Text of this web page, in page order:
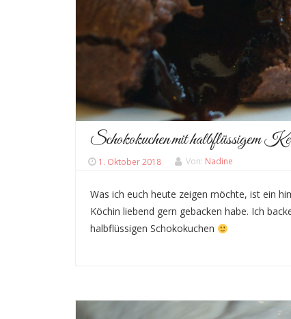
Schokokuchen mit halbflüssigem
1. Oktober 2018 Von: Nadine
Was ich euch heute zeigen möchte, ist ein
Köchin liebend gern gebacken habe. Ich
halbflüssigen Schokokuchen